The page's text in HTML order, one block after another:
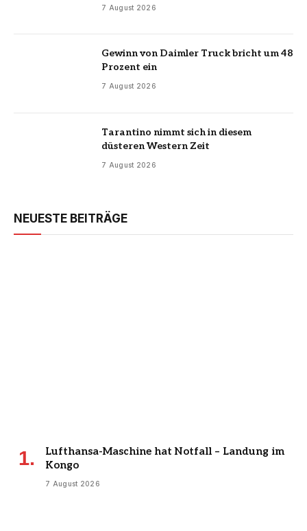
7 August 2026
Gewinn von Daimler Truck bricht um 48
Prozent ein
7 August 2026
Tarantino nimmt sich in diesem
düsteren Western Zeit
7 August 2026
NEUESTE BEITRÄGE
Lufthansa-Maschine hat Notfall – Landung im
Kongo
7 August 2026